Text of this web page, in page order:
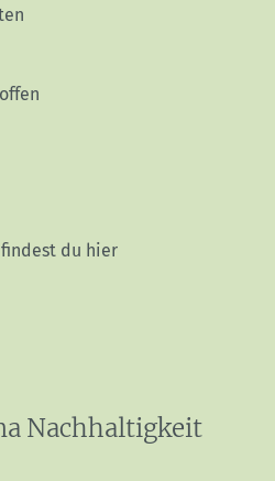
du hier
Nachhaltigkeit